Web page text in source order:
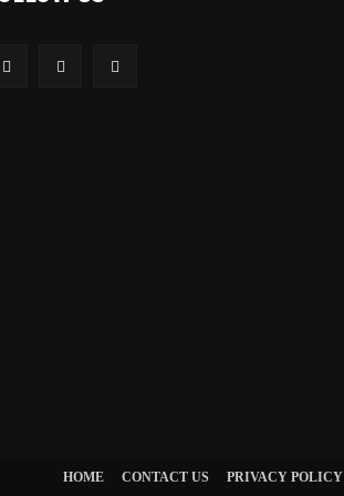
HOME CONTACT US PRIVACY POLICY